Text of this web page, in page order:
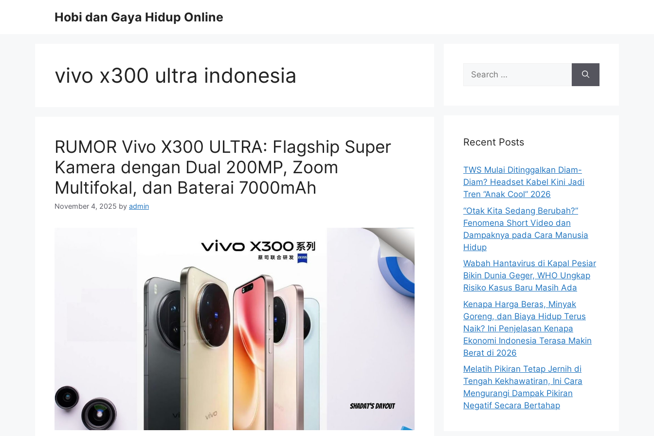
Hobi dan Gaya Hidup Online
vivo x300 ultra indonesia
RUMOR Vivo X300 ULTRA: Flagship Super
Kamera dengan Dual 200MP, Zoom
Multifokal, dan Baterai 7000mAh
November 4, 2025 by admin
f
r
:
Recent Posts
TWS Mulai Ditinggalkan Diam-
Diam? Headset Kabel Kini Jadi
Tren “Anak Cool” 2026
“Otak Kita Sedang Berubah?”
Fenomena Short Video dan
Dampaknya pada Cara Manusia
Hidup
Wabah Hantavirus di Kapal Pesiar
Bikin Dunia Geger, WHO Ungkap
Risiko Kasus Baru Masih Ada
Kenapa Harga Beras, Minyak
Goreng, dan Biaya Hidup Terus
Naik? Ini Penjelasan Kenapa
Ekonomi Indonesia Terasa Makin
Berat di 2026
Melatih Pikiran Tetap Jernih di
Tengah Kekhawatiran, Ini Cara
Mengurangi Dampak Pikiran
Negatif Secara Bertahap